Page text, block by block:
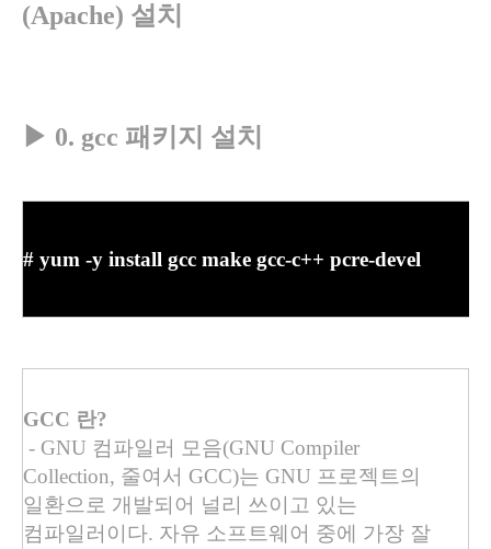
(Apache) 설치
▶ 0. gcc 패키지 설치
# yum -y install gcc make gcc-c++ pcre-devel
GCC 란?
- GNU 컴파일러 모음(GNU Compiler
Collection, 줄여서 GCC)는 GNU 프로젝트의
일환으로 개발되어 널리 쓰이고 있는
컴파일러이다. 자유 소프트웨어 중에 가장 잘